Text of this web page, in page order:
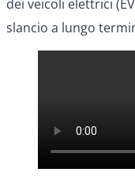
dei veicoli elettrici
slancio a lungo